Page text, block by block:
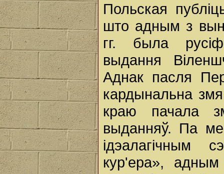
Польская
што адным з
гг. была
выдання
Аднак пасля
кардынальна
краю пачала
выданняў. Па
ідэалагічным
кур'ера»,